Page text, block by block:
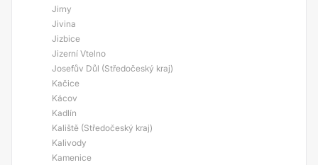
Jirny
Jivina
Jizbice
Jizerní Vtelno
Josefův Důl (Středočeský kraj)
Kačice
Kácov
Kadlín
Kaliště (Středočeský kraj)
Kalivody
Kamenice